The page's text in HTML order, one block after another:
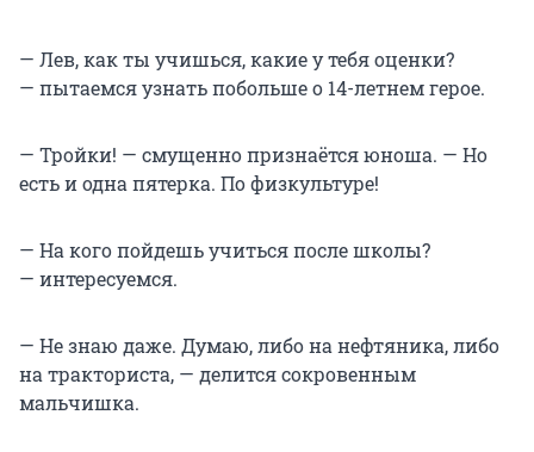
— Лев, как ты учишься, какие у тебя оценки?
— пытаемся узнать побольше о 14-летнем герое.
— Тройки! — смущенно признаётся юноша. — Но
есть и одна пятерка. По физкультуре!
— На кого пойдешь учиться после школы?
— интересуемся.
— Не знаю даже. Думаю, либо на нефтяника, либо
на тракториста, — делится сокровенным
мальчишка.